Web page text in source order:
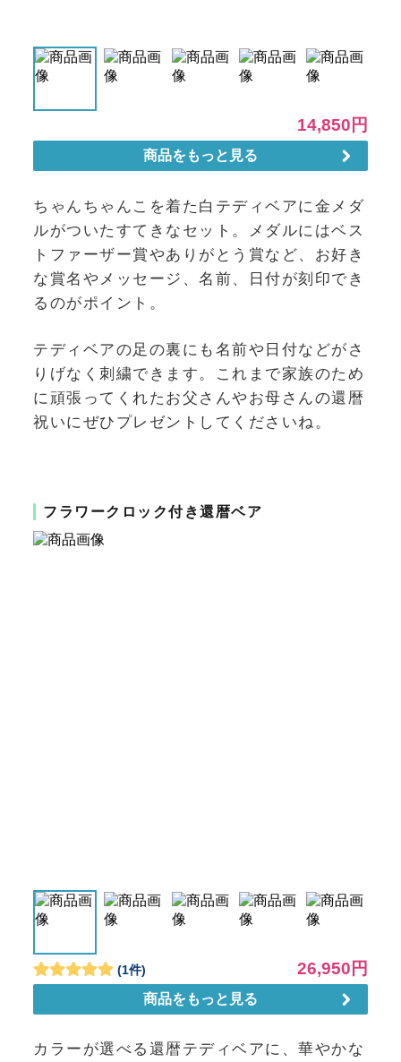
ちゃんちゃんこを着た白テディベアに金メダ
ルがついたすてきなセット。メダルにはベス
トファーザー賞やありがとう賞など、お好き
な賞名やメッセージ、名前、日付が刻印でき
るのがポイント。
テディベアの足の裏にも名前や日付などがさ
りげなく刺繍できます。これまで家族のため
に頑張ってくれたお父さんやお母さんの還暦
祝いにぜひプレゼントしてくださいね。
フラワークロック付き還暦ベア
カラーが選べる還暦テディベアに、華やかな